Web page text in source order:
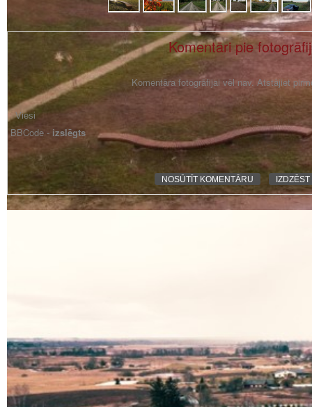
Komentāri pie
Komentāra fotogrāfijai vēl nav. Atstājiet
BBCode - izslēgts